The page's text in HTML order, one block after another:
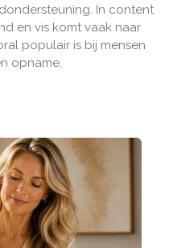
In content
en vis komt vaak naar
populair is bij mensen
opname.